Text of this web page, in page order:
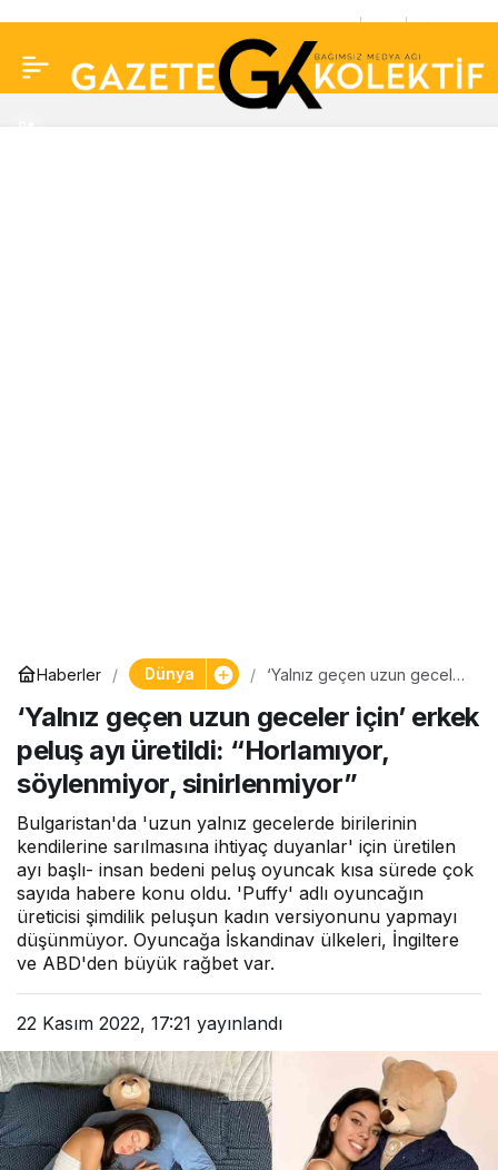
Haberler Dünya
‘Yalnız geçen uzun geceler
“Horlamıyor, söylenmiyor,
sinirlenmiyor”
‘Yalnız geçen uzun geceler için’ erkek
peluş ayı üretildi: “Horlamıyor,
söylenmiyor, sinirlenmiyor”
Bulgaristan'da 'uzun yalnız gecelerde birilerinin
kendilerine sarılmasına ihtiyaç duyanlar' için üretilen
ayı başlı- insan bedeni peluş oyuncak kısa sürede çok
sayıda habere konu oldu. 'Puffy' adlı oyuncağın
üreticisi şimdilik peluşun kadın versiyonunu yapmayı
düşünmüyor. Oyuncağa İskandinav ülkeleri, İngiltere
ve ABD'den büyük rağbet var.
22 Kasım 2022, 17:21 yayınlandı
Musk bir yılda 170 milyar